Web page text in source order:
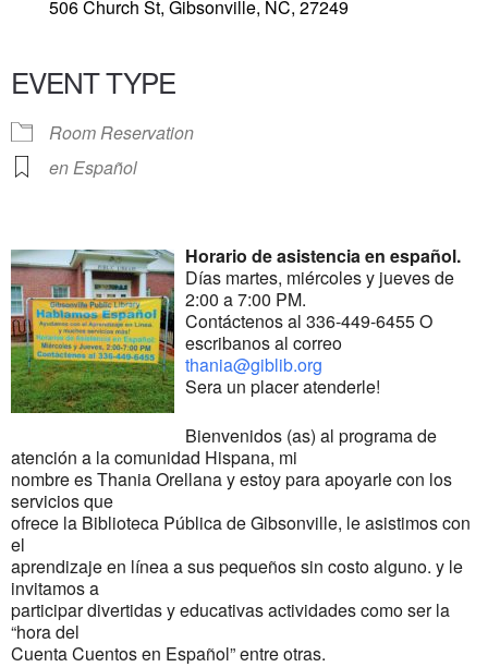
506 Church St, Gibsonville, NC, 27249
EVENT TYPE
Room Reservation
en Español
Horario de asistencia en español.
Días martes, miércoles y jueves de
2:00 a 7:00 PM.
Contáctenos al 336-449-6455 O
escribanos al correo
thania@giblib.org
Sera un placer atenderle!
Bienvenidos (as) al programa de
atención a la comunidad Hispana, mi
nombre es Thania Orellana y estoy para apoyarle con los
servicios que
ofrece la Biblioteca Pública de Gibsonville, le asistimos con
el
aprendizaje en línea a sus pequeños sin costo alguno. y le
invitamos a
participar divertidas y educativas actividades como ser la
“hora del
Cuenta Cuentos en Español” entre otras.